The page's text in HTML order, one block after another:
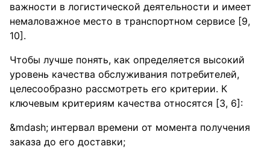
важности в логистической деятельности и имеет
немаловажное место в транспортном сервисе [9,
10].
Чтобы лучше понять, как определяется высокий
уровень качества обслуживания потребителей,
целесообразно рассмотреть его критерии. К
ключевым критериям качества относятся [3, 6]:
интервал времени от момента получения
заказа до его доставки;